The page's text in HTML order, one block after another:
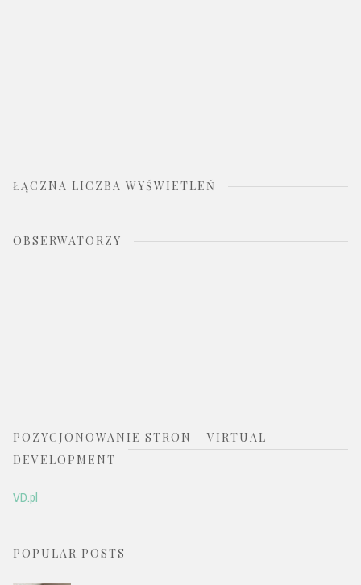
ŁĄCZNA LICZBA WYŚWIETLEŃ
OBSERWATORZY
POZYCJONOWANIE STRON - VIRTUAL
DEVELOPMENT
VD.pl
POPULAR POSTS